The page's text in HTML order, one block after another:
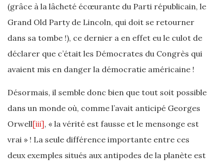
(grâce à la lâcheté écœurante du Parti républicain, le
Grand Old Party de Lincoln, qui doit se retourner
dans sa tombe !), ce dernier a en effet eu le culot de
déclarer que c’était les Démocrates du Congrès qui
avaient mis en danger la démocratie américaine !
Désormais, il semble donc bien que tout soit possible
dans un monde où, comme l’avait anticipé Georges
Orwell[iii], « la vérité est fausse et le mensonge est
vrai » ! La seule différence importante entre ces
deux exemples situés aux antipodes de la planète est